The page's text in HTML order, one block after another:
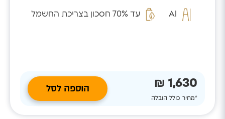
המזהה...
AI
עד 70% חסכון בצריכת החשמל
1,630 ₪
*מחיר כולל הובלה
הוספה לסל